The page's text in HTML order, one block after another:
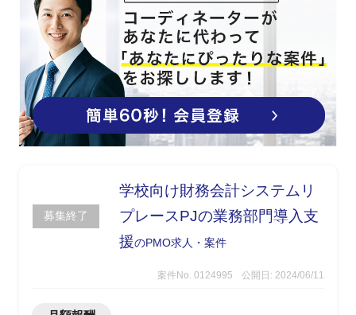
募集終了
学校向け財務会計システムリ
プレースPJの業務部門導入支
援のPMO求人・案件
案件No. 0124995 公開日: 2024/06/11